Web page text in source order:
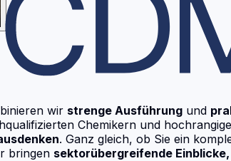
wir strenge Ausführung und
Chemikern und
. Ganz gleich, ob Sie ein
bringen sektorübergreifende